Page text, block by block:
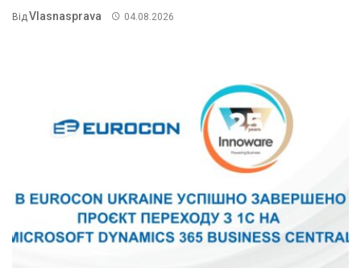
Від Vlasnasprava 04.08.2026